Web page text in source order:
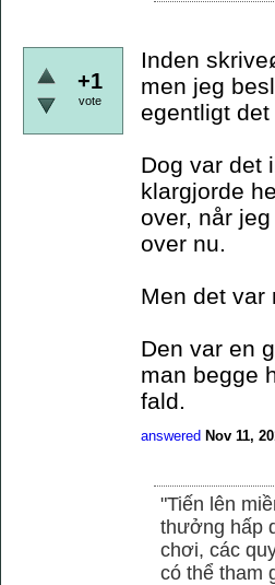
+1
vote
Inden
men jeg
egentligt det
Dog var det
klargjorde
over, når
over nu.
Men det
Den var en
man begge
fald.
answered Nov 11,
"Tiến lên
thưởng hấp
chơi, các
có thể tham